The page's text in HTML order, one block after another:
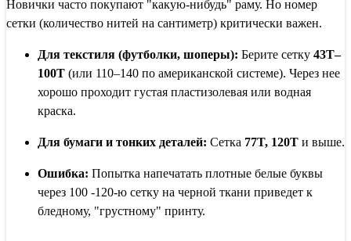
Новички часто покупают "какую-нибудь" раму. Но номер
сетки (количество нитей на сантиметр) критически важен.
Для текстиля (футболки, шоперы): Берите сетку 43T–
100T (или 110–140 по американской системе). Через нее
хорошо проходит густая пластизолевая или водная
краска.
Для бумаги и тонких деталей: Сетка 77T, 120T и выше.
Ошибка: Попытка напечатать плотные белые буквы
через 100 -120-ю сетку на черной ткани приведет к
бледному, "грустному" принту.